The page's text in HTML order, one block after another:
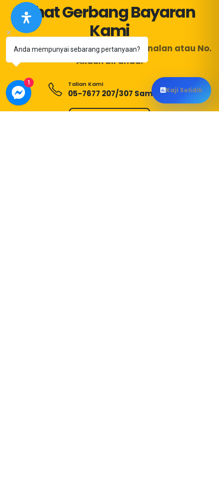
Lihat Gerbang Bayaran
Kami
Hanya masukkan No. Kad Pengenalan atau No.
Akaun bil anda.
Talian Kami
05-7677 207/307 Samb. 106Kaji Selidik
Anda mempunyai sebarang pertanyaan?
1